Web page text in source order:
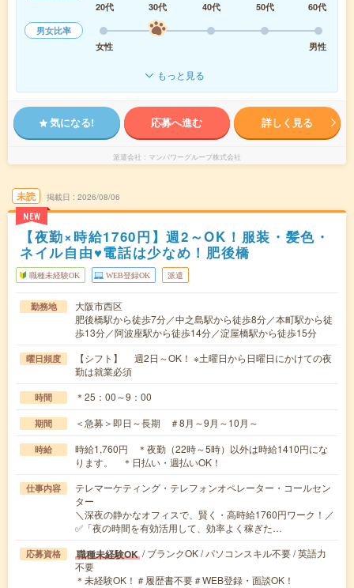
20代
30代 40代 50代
60代
男女比率
女性
男性
もっと見る
気になる! 応募へ進む 詳しく見る
派遣会社 マンパワーグループ株式会社
未読
NEW
掲載日 2026/08/06
【夜勤×時給1760円】週2～OK！服装・髪色・
ネイル自由♥電話は少なめ！肥後橋
職種未経験OK WEB登録OK 派遣
勤務地
大阪市西区
肥後橋駅から徒歩7分／中之島駅から徒歩8分／本町駅から徒
歩13分／阿波座駅から徒歩14分／淀屋橋駅から徒歩15分
曜日頻度
【シフト】 週2日～OK！ ※土曜日から日曜日にかけての夜
勤は就業必須
時間 ＊25：00～9：00
期間 ＜急募＞即日～長期 ＃8月～9月～10月～
時給
時給1,760円 ＊夜勤（22時～5時）以外は時給1410円にな
ります。 ＊日払い・週払いOK！
仕事内容
テレマーケティング・テレフォンオペレーター・コールセン
ター
＼深夜の静かなオフィスで、賢く・高時給1760円ワーク！／
✅「夜の時間を有効活用して、効率よく稼ぎた…
応募資格 職種未経験OK / ブランクOK / パソコンスキル不要 / 英語力
不要
＊未経験OK！＃履歴書不要＃WEB登録・面談OK！